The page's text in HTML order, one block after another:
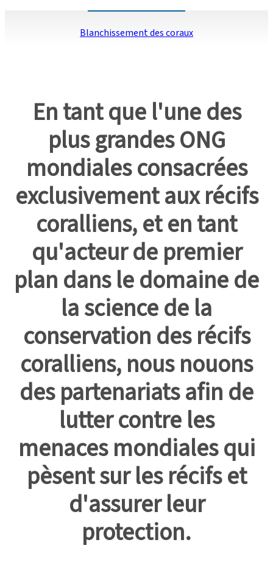
Blanchissement des coraux
En tant que l'une des
plus grandes ONG
mondiales consacrées
exclusivement aux récifs
coralliens, et en tant
qu'acteur de premier
plan dans le domaine de
la science de la
conservation des récifs
coralliens, nous nouons
des partenariats afin de
lutter contre les
menaces mondiales qui
pèsent sur les récifs et
d'assurer leur
protection.